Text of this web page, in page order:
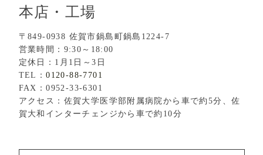
本店・工場
〒849-0938 佐賀市鍋島町鍋島1224-7
営業時間：9:30～18:00
定休日：1月1日～3日
TEL：0120-88-7701
FAX：0952-33-6301
アクセス：佐賀大学医学部附属病院から車で約5分、佐
賀大和インターチェンジから車で約10分